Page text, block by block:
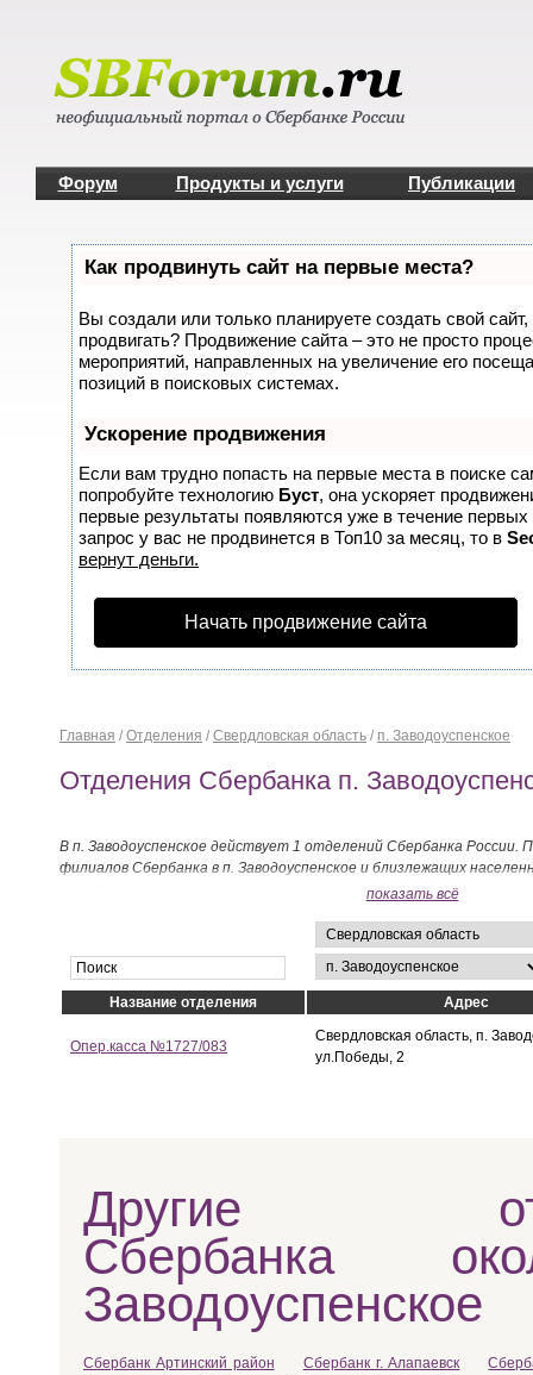
Форум Продукты и услуги Публикации
Как продвинуть сайт на первые места?
Вы создали или только планируете создать свой сайт,
продвигать? Продвижение сайта – это не просто
мероприятий, направленных на увеличение его
позиций в поисковых системах.
Ускорение продвижения
Если вам трудно попасть на первые места в поиске
попробуйте технологию Буст, она ускоряет
первые результаты появляются уже в течение
запрос у вас не продвинется в Топ10 за месяц, то в
вернут деньги.
Начать продвижение сайта
Главная / Отделения / Свердловская область / п. Заводоуспенское
Отделения Сбербанка п.
В п. Заводоуспенское действует 1 отделений Сбербанка России.
филиалов Сбербанка в п. Заводоуспенское и близлежащих
показать всё
Название отделения Адрес
Опер.касса №1727/083
Свердловская область, п.
ул.Победы, 2
Другие
Сбербанка
Заводоуспенское
Сбербанк Артинский район Сбербанк г. Алапаевск